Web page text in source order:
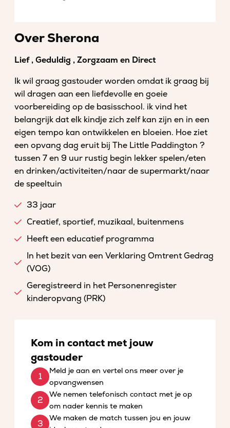
Over Sherona
Lief , Geduldig , Zorgzaam en Direct
Ik wil graag gastouder worden omdat ik graag bij
wil dragen aan een liefdevolle en goeie
voorbereiding op de basisschool. ik vind het
belangrijk dat elk kindje zich zelf kan zijn en in een
eigen tempo kan ontwikkelen en bloeien. Hoe ziet
een opvang dag eruit bij The Little Paddington ?
tussen 7 en 9 uur rustig begin lekker spelen/eten
en drinken/activiteiten/naar de supermarkt/naar
de speeltuin
33 jaar
Creatief, sportief, muzikaal, buitenmens
Heeft een educatief programma
In het bezit van een Verklaring Omtrent Gedrag
(VOG)
Geregistreerd in het Personenregister
kinderopvang (PRK)
Kom in contact met jouw
gastouder
Meld je aan en vertel ons meer over je
opvangwensen
We nemen telefonisch contact met je op
om nader kennis te maken
We maken de match tussen jou en jouw